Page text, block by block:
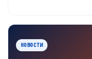
НОВОСТИ